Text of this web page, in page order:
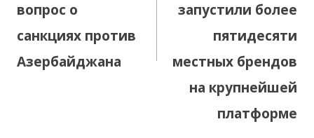
вопрос о
санкциях против
Азербайджана
запустили более
пятидесяти
местных брендов
на крупнейшей
платформе